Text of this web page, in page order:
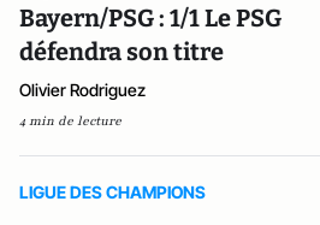
Bayern/PSG : 1/1 Le PSG
défendra son titre
Olivier Rodriguez
4 min de lecture
LIGUE DES CHAMPIONS